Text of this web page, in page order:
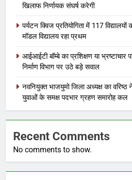
खिलाफ निर्णायक संघर्ष करेगी
पर्यटन क्विज प्रतियोगिता में 117 विद्यालयों
मॉडल विद्यालय रहा प्रथम
आईआईटी बॉम्बे का प्रशिक्षण या भ्रष्टाचार
निर्माण विभाग पर उठे बड़े सवाल
नवनियुक्त भाजयुमो जिला अध्यक्ष का
युवाओं के समक्ष पदभार ग्रहण समारोह कल
Recent Comments
No comments to show.